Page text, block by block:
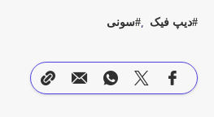
دیپ فیک سونی